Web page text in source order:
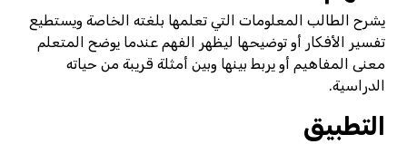
يشرح الطالب المعلومات التي تعلمها بلغته الخاصة ويستطيع
تفسير الأفكار أو توضيحها ليظهر الفهم عندما يوضح المتعلم
معنى المفاهيم أو يربط بينها وبين أمثلة قريبة من حياته
الدراسية.
التطبيق